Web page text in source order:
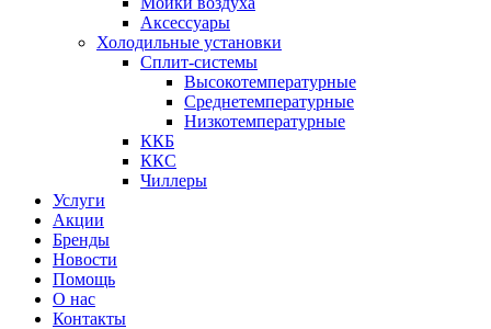
Аксессуары
Холодильные установки
Сплит-системы
Высокотемпературные
Среднетемпературные
Низкотемпературные
ККБ
ККС
Чиллеры
Услуги
Акции
Бренды
Новости
Помощь
О нас
Контакты